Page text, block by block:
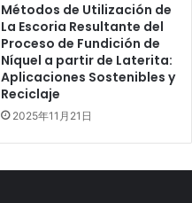
Métodos de Utilización de
La Escoria Resultante del
Proceso de Fundición de
Níquel a partir de Laterita:
Aplicaciones Sostenibles y
Reciclaje
2025年11月21日